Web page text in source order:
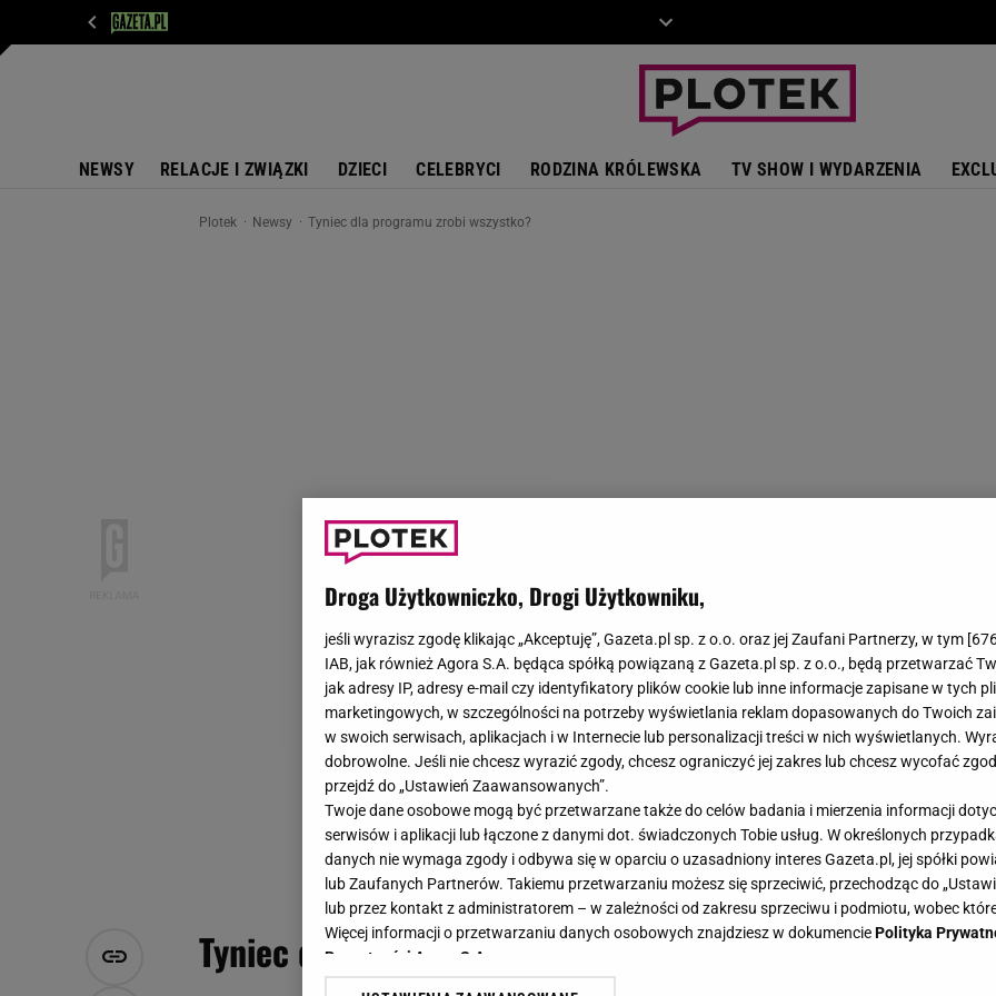
NEWSY RELACJE I ZWIĄZKI DZIECI CELEBRYCI RODZINA KRÓLEWSKA TV SHOW I WYDARZENIA
Plotek Newsy Tyniec dla programu zrobi wszystko?
Tyniec dla programu zrobi wszystko?
Droga Użytkowniczko, Drogi Użytkowniku,
jeśli wyrazisz zgodę klikając „Akceptuję”, Gazeta.pl sp. z o.o. oraz jej Zaufani Partnerzy, w tym [
IAB, jak również Agora S.A. będąca spółką powiązaną z Gazeta.pl sp. z o.o., będą przetwarzać
jak adresy IP, adresy e-mail czy identyfikatory plików cookie lub inne informacje zapisane w tych
marketingowych, w szczególności na potrzeby wyświetlania reklam dopasowanych do Twoich
w swoich serwisach, aplikacjach i w Internecie lub personalizacji treści w nich wyświetlanych.
dobrowolne. Jeśli nie chcesz wyrazić zgody, chcesz ograniczyć jej zakres lub chcesz wycofać
przejdź do „Ustawień Zaawansowanych”.
Twoje dane osobowe mogą być przetwarzane także do celów badania i mierzenia informacji
serwisów i aplikacji lub łączone z danymi dot. świadczonych Tobie usług. W określonych
danych nie wymaga zgody i odbywa się w oparciu o uzasadniony interes Gazeta.pl, jej spółki
lub Zaufanych Partnerów. Takiemu przetwarzaniu możesz się sprzeciwić, przechodząc do
lub przez kontakt z administratorem – w zależności od zakresu sprzeciwu i podmiotu, wobec
Więcej informacji o przetwarzaniu danych osobowych znajdziesz w dokumenciePolityka
Prywatności Agora S.A.